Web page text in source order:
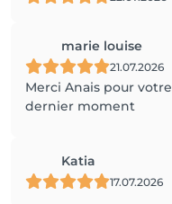
marie louise
21.07.2026
Merci Anais pour
dernier moment
Katia
17.07.2026